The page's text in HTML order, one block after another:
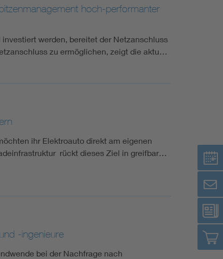
hoch-performanter
werden, bereitet der Netzanschluss
zu ermöglichen, zeigt die aktu…
ihr Elektroauto direkt am eigenen
rückt dieses Ziel in greifbar…
-ingenieure
bei der Nachfrage nach